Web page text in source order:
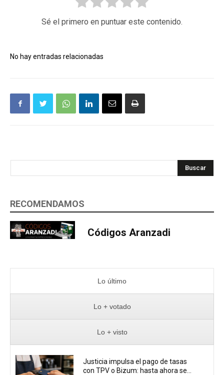
Sé el primero en puntuar este contenido.
No hay entradas relacionadas
Buscar
RECOMENDAMOS
Códigos Aranzadi
Lo último
Lo + votado
Lo + visto
Justicia impulsa el pago de tasas
con TPV o Bizum: hasta ahora se...